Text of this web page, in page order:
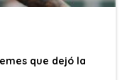
que dejó la